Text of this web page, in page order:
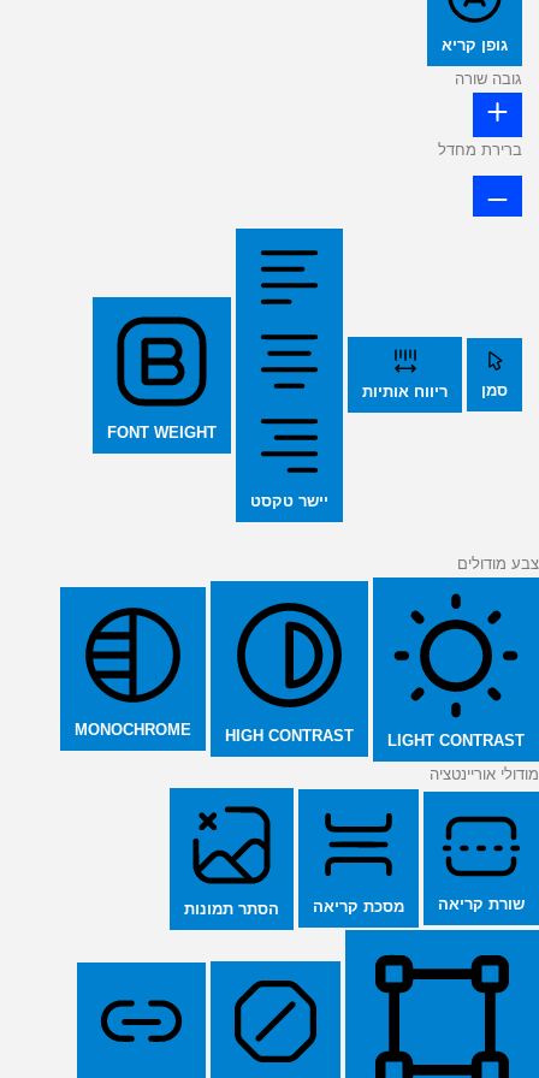
גופן קריא
גובה שורה
ברירת מחדל
סמן ריווח אותיות
יישר טקסט
FONT WEIGHT
צבע מודולים
LIGHT CONTRAST
HIGH CONTRAST
MONOCHROME
מודולי אוריינטציה
שורת קריאה מסכת קריאה הסתר תמונות